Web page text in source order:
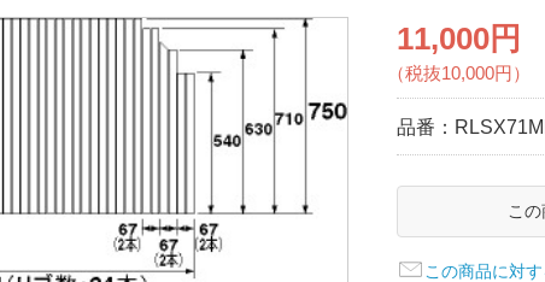
11,000円
（税抜10,000円）
品番：
こ
この商品に対